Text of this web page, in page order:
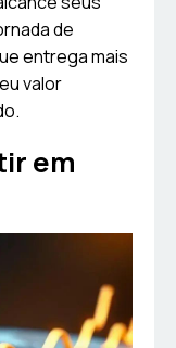
de
entrega mais
valor
em